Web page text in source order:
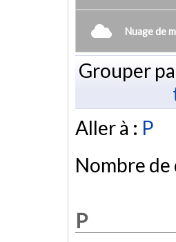
Nuage de
Grouper
Aller à : P
Nombre
P